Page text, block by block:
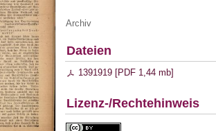
Archiv
Dateien
1391919 [PDF 1,44 mb]
Lizenz-/Rechtehinweis